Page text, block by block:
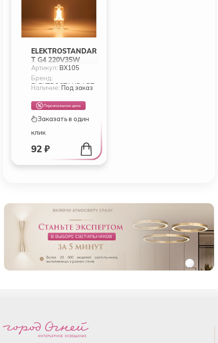
ELEKTROSTANDAR
T G4 220V35W
(BХ105)
Артикул: BХ105
Бренд:
ELEKTROSTANDART
Наличие: Под заказ
Персональная цена
Заказать в один
клик
92 ₽